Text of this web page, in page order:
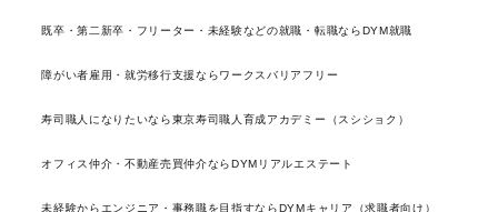
既卒・第二新卒・フリーター・未経験などの就職・転職ならDYM就職
障がい者雇用・就労移行支援ならワークスバリアフリー
寿司職人になりたいなら東京寿司職人育成アカデミー（スシショク）
オフィス仲介・不動産売買仲介ならDYMリアルエステート
未経験からエンジニア・事務職を目指すならDYMキャリア（求職者向け）